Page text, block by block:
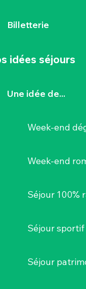
Billetterie
idées séjours
Une idée de...
Week-end
Week-end
Séjour 100%
Séjour sportif
Séjour
ci-dessous
gîtes, camping et
besoins. Aidez-
votre coup
Destination
aux